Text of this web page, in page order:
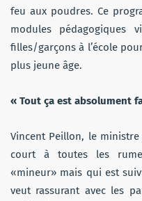
feu aux poudres. Ce
modules pédagogiques
filles/garçons à l’école
plus jeune âge.
« Tout ça est absolument
Vincent Peillon, le ministre
court à toutes les
«mineur» mais qui est
veut rassurant avec les